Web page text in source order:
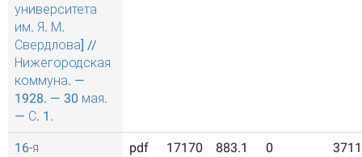
университета
им. Я. М.
Свердлова] //
Нижегородская
коммуна. —
1928. — 30 мая.
— С. 1.
16-я
pdf 17170 883.1 0 3711